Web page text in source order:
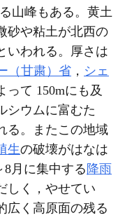
山峰もある。黄土
砂や粘土が北西の
いわれる。厚さは
（甘粛）省 ， シェ
って 150mにも及
シウムに富むた
る。またこの地域
生の破壊がはなは
月に集中する 降雨
しく，やせてい
広く高原面の残る